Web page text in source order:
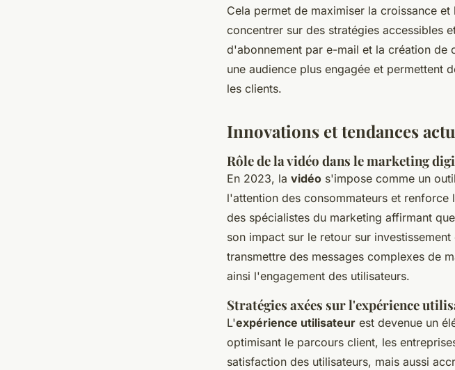
Cela permet de maximiser la croissance
concentrer sur des stratégies accessibles
d'abonnement par e-mail et la création de
une audience plus engagée et permettent
les clients.
Innovations et tendances
Rôle de la vidéo dans le marketing
En 2023, la vidéo s'impose comme un
l'attention des consommateurs et renforce
des spécialistes du marketing affirmant
son impact sur le retour sur
transmettre des messages complexes de
ainsi l'engagement des utilisateurs.
Stratégies axées sur l'expérience
L'expérience utilisateur est devenue un
optimisant le parcours client, les
satisfaction des utilisateurs, mais aussi